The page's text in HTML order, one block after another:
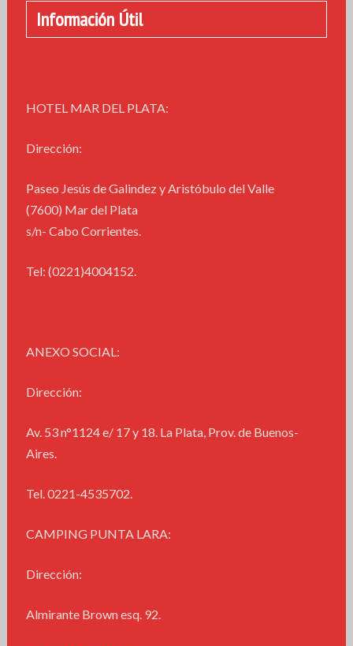
Información Útil
HOTEL MAR DEL PLATA:
Dirección:
Paseo Jesús de Galindez y Aristóbulo del Valle
(7600) Mar del Plata
s/n- Cabo Corrientes.
Tel: (0221)4004152.
ANEXO SOCIAL:
Dirección:
Av. 53 n°1124 e/ 17 y 18. La Plata, Prov. de Buenos-
Aires.
Tel. 0221-4535702.
CAMPING PUNTA LARA:
Dirección:
Almirante Brown esq. 92.